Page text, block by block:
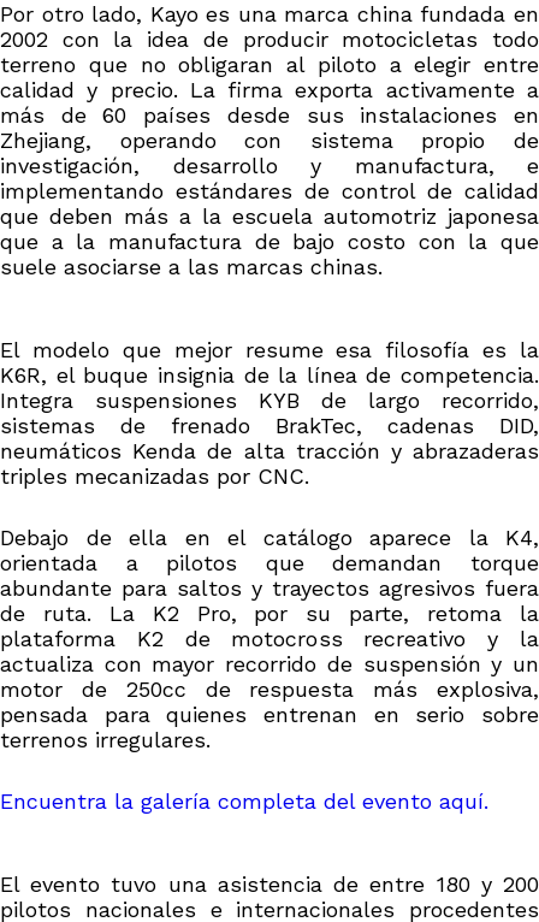
Por otro lado, Kayo es una marca china fundada en
2002 con la idea de producir motocicletas todo
terreno que no obligaran al piloto a elegir entre
calidad y precio. La firma exporta activamente a
más de 60 países desde sus instalaciones en
Zhejiang, operando con sistema propio de
investigación, desarrollo y manufactura, e
implementando estándares de control de calidad
que deben más a la escuela automotriz japonesa
que a la manufactura de bajo costo con la que
suele asociarse a las marcas chinas.
El modelo que mejor resume esa filosofía es la
K6R, el buque insignia de la línea de competencia.
Integra suspensiones KYB de largo recorrido,
sistemas de frenado BrakTec, cadenas DID,
neumáticos Kenda de alta tracción y abrazaderas
triples mecanizadas por CNC.
Debajo de ella en el catálogo aparece la K4,
orientada a pilotos que demandan torque
abundante para saltos y trayectos agresivos fuera
de ruta. La K2 Pro, por su parte, retoma la
plataforma K2 de motocross recreativo y la
actualiza con mayor recorrido de suspensión y un
motor de 250cc de respuesta más explosiva,
pensada para quienes entrenan en serio sobre
terrenos irregulares.
Encuentra la galería completa del evento aquí.
El evento tuvo una asistencia de entre 180 y 200
pilotos nacionales e internacionales procedentes